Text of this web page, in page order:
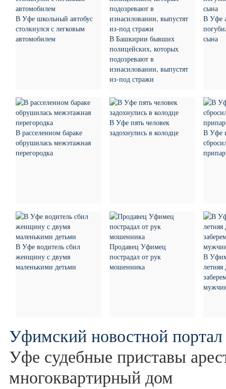
В Уфе школьный автобус
столкнулся с легковым
автомобилем
В Башкирии бывших
полицейских, которых
подозревают в
изнасиловании, выпустят
из-под стражи
В Уфе
сына
В расселенном бараке
обрушилась межэтажная
перегородка
В Уфе пять человек
задохнулись в колодце
В Уфе
В Уфе водитель сбил
женщину с двумя
маленькими детьми
Продавец Уфимец
пострадал от рук
мошенника
В
летняя
Уфимский новостной портал
Уфе судебные приставы
многоквартирный дом